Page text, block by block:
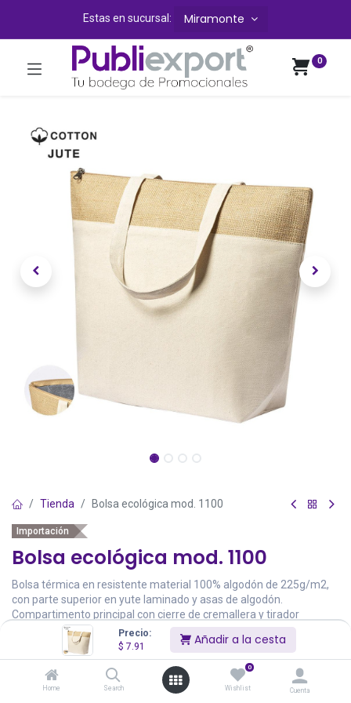
Precio:
$ 7.91 Añadir a la cesta
Home Search
0
Wishlist Cuenta
Estas en sucursal: Miramonte
0
Tienda Bolsa ecológica mod. 1100
Importación
Bolsa ecológica mod. 1100
Bolsa térmica en resistente material 100% algodón de 225g/m2,
con parte superior en yute laminado y asas de algodón.
Compartimento principal con cierre de cremallera y tirador
metálico, con interior isotermo de aluminio. De acabado cosido,
con asas medianas reforzadas y resistencia hasta 7kg de peso.
7.91